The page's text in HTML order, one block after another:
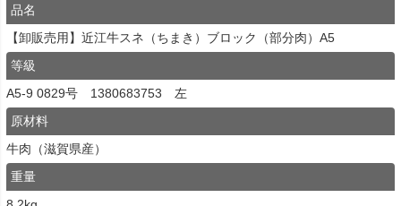
品名
【卸販売用】近江牛スネ（ちまき）ブロック（部分肉）A5
等級
A5-9 0829号 1380683753 左
原材料
牛肉（滋賀県産）
重量